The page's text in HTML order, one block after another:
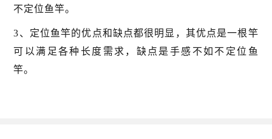
不定位鱼竿。
3、定位鱼竿的优点和缺点都很明显，其优点是一根竿
可以满足各种长度需求，缺点是手感不如不定位鱼
竿。